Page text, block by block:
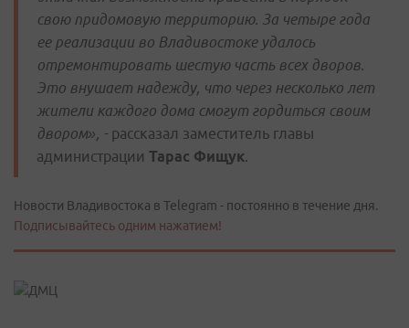
свою придомовую территорию. За четыре года
ее реализации во Владивостоке удалось
отремонтировать шестую часть всех дворов.
Это внушает надежду, что через несколько лет
жители каждого дома смогут гордиться своим
двором», - рассказал заместитель главы
администрации Тарас Фищук.
Новости Владивостока в Telegram - постоянно в течение дня.
Подписывайтесь одним нажатием!